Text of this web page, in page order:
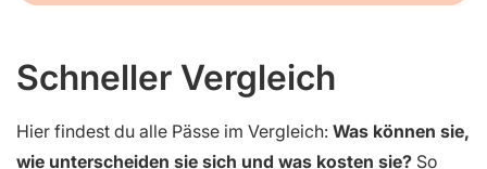
Schneller Vergleich
Hier findest du alle Pässe im Vergleich: Was können sie,
wie unterscheiden sie sich und was kosten sie? So